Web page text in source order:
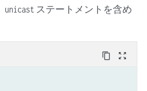
unicast ステートメントを含め
content_copy zoom_out_map